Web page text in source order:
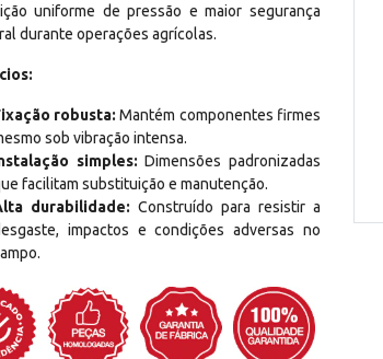
uniforme de pressão e maior segurança
durante operações agrícolas.
robusta: Mantém componentes firmes
sob vibração intensa.
simples: Dimensões padronizadas
facilitam substituição e manutenção.
durabilidade: Construído para resistir a
impactos e condições adversas no